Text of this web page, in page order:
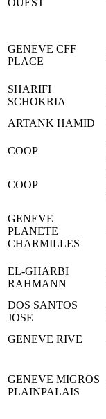
OUEST
GENEVE CFF
PLACE
SHARIFI
SCHOKRIA
ARTANK HAMID
COOP
COOP
GENEVE
PLANETE
CHARMILLES
EL-GHARBI
RAHMANN
DOS SANTOS
JOSE
GENEVE RIVE
GENEVE MIGROS
PLAINPALAIS